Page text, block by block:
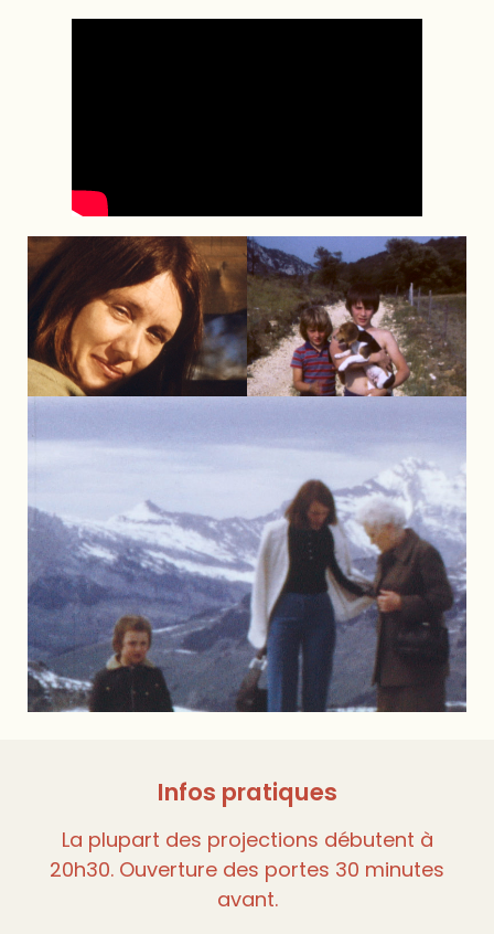
Infos pratiques
La plupart des projections débutent à
20h30. Ouverture des portes 30 minutes
avant.